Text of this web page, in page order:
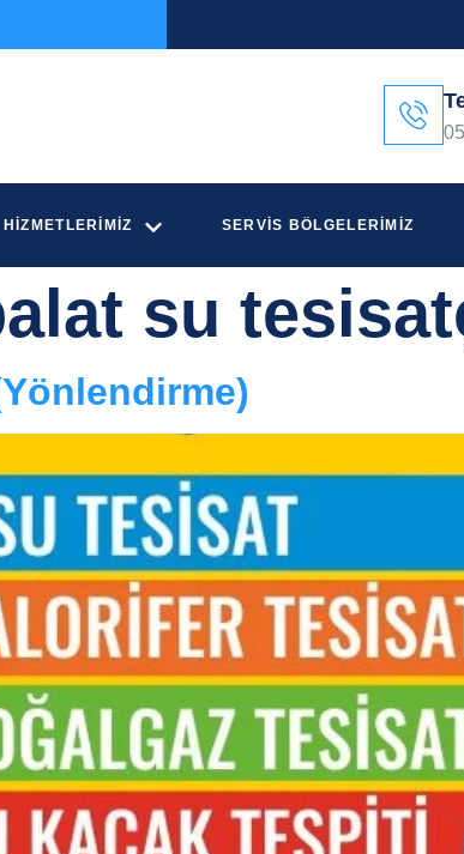
HIZMETLERIMIZ SERVIS BÖLGELERIMIZ
su